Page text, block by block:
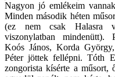
Nagyon jó emlékeim
Minden második héten
(ez nem csak Halasra
viszonylatban mindenütt).
Koós János, Korda
Péter jöttek fellépni. Tóth
zongorista kísérte a